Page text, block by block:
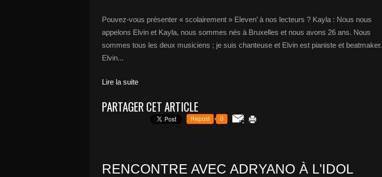
Pouvez-vous présenter « scolairement » Eleven’ à nos lecteurs ? Kayla : Nous nous
appelons Elvin et Kayla, nous sommes nés à Bruxelles et nous avons 26 ans. Nous
sommes tous les deux musiciens ; je suis chanteuse et Elvin est pianiste et beatmaker.
Elvin...
Lire la suite
PARTAGER CET ARTICLE
Repost 0
RENCONTRE AVEC ADRYANO À L'IDOL